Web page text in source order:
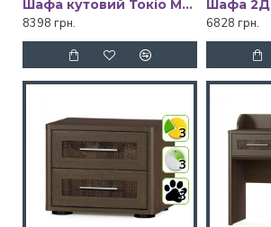
Шафа кутовий Токіо Мебель Сервіс
8398 грн.
6828 грн.
3
3
3